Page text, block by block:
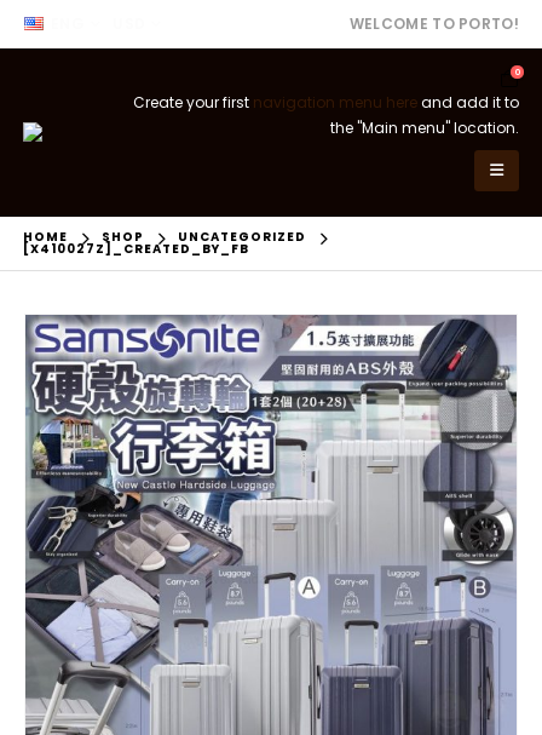
WELCOME TO PORTO!
0
Create your first navigation menu hereand add it to
the "Main menu" location.
HOME SHOP UNCATEGORIZED
[X410027Z]_CREATED_BY_FB